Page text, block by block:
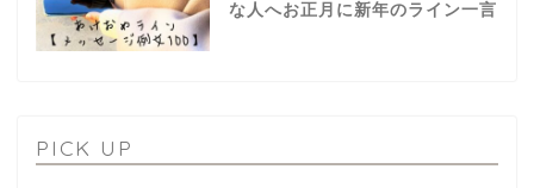
な人へお正月に新年のライン一言
PICK UP